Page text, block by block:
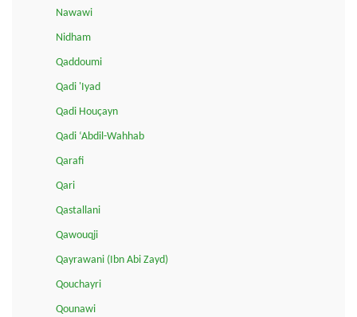
Nawawi
Nidham
Qaddoumi
Qadi 'Iyad
Qadi Houçayn
Qadi ‘Abdil-Wahhab
Qarafi
Qari
Qastallani
Qawouqji
Qayrawani (Ibn Abi Zayd)
Qouchayri
Qounawi